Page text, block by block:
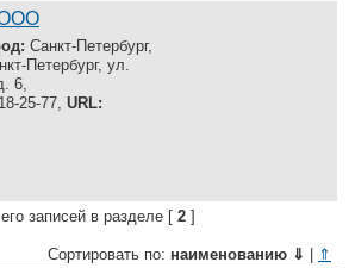
Продажа флота
Оборудование
Изделия
Материалы
Флот
Санкт-Петербург,
Петербург, ул.
6,
25-77, URL:
записей в разделе [ 2]
Сортировать по: наименованию ⇓
⇑